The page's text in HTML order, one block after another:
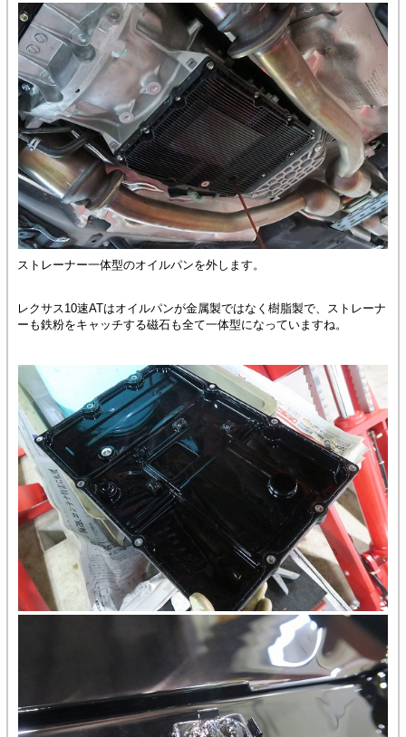
ストレーナー一体型のオイルパンを外します。
レクサス10速ATはオイルパンが金属製ではなく樹脂製で、ストレーナ
ーも鉄粉をキャッチする磁石も全て一体型になっていますね。